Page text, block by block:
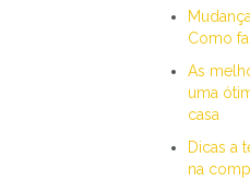
Como
As
uma
casa
Dicas a
na